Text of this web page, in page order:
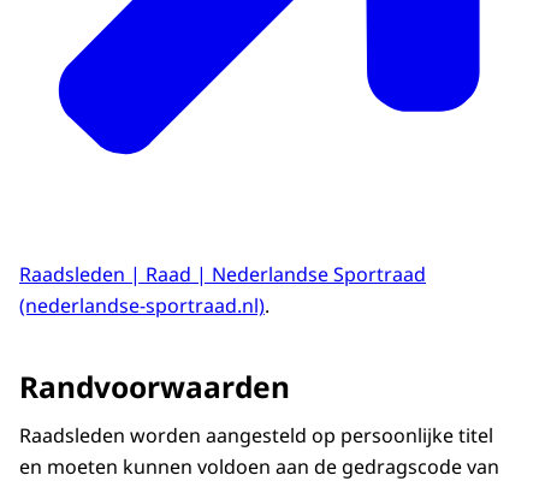
Raadsleden | Raad | Nederlandse Sportraad
(nederlandse-sportraad.nl).
Randvoorwaarden
Raadsleden worden aangesteld op persoonlijke titel
en moeten kunnen voldoen aan de gedragscode van